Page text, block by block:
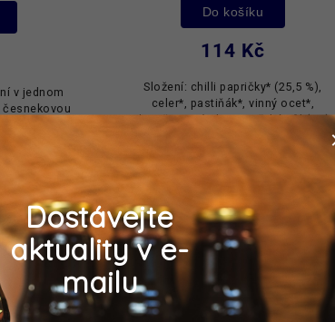
v jednom
(65%), sůl
Složky
114 Kč
Do košíku
Složení: chilli papričky* (25,5 %),
celer*, pastiňák*, vinný ocet*,
slunečnicový olej*, mořská sůl (2%).
zemědělství....
Dostávejte
aktuality v e-
mailu